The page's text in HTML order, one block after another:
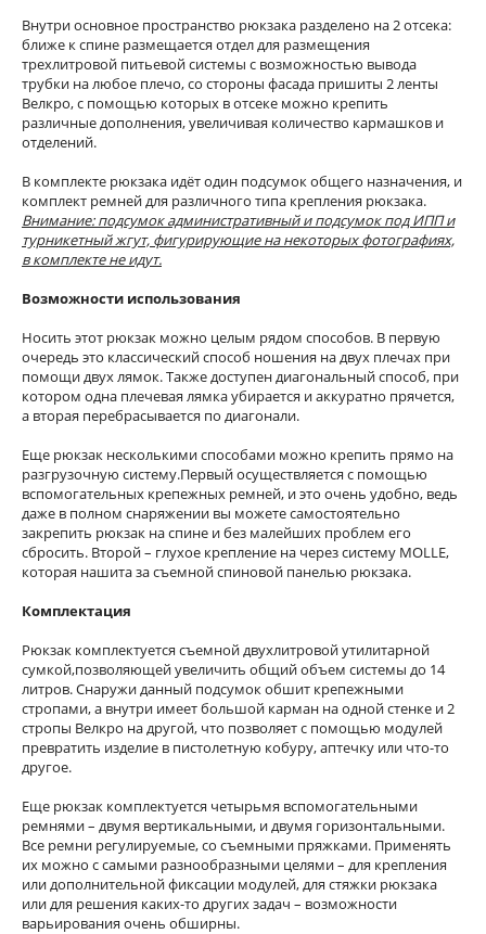
Внутри основное пространство рюкзака разделено на 2 отсека:
ближе к спине размещается отдел для размещения
трехлитровой питьевой системы с возможностью вывода
трубки на любое плечо, со стороны фасада пришиты 2 ленты
Велкро, с помощью которых в отсеке можно крепить
различные дополнения, увеличивая количество кармашков и
отделений.
В комплекте рюкзака идёт один подсумок общего назначения, и
комплект ремней для различного типа крепления рюкзака.
Внимание: подсумок административный и подсумок под ИПП и
турникетный жгут, фигурирующие на некоторых фотографиях,
в комплекте не идут.
Возможности использования
Носить этот рюкзак можно целым рядом способов. В первую
очередь это классический способ ношения на двух плечах при
помощи двух лямок. Также доступен диагональный способ, при
котором одна плечевая лямка убирается и аккуратно прячется,
а вторая перебрасывается по диагонали.
Еще рюкзак несколькими способами можно крепить прямо на
разгрузочную систему.Первый осуществляется с помощью
вспомогательных крепежных ремней, и это очень удобно, ведь
даже в полном снаряжении вы можете самостоятельно
закрепить рюкзак на спине и без малейших проблем его
сбросить. Второй – глухое крепление на через систему MOLLE,
которая нашита за съемной спиновой панелью рюкзака.
Комплектация
Рюкзак комплектуется съемной двухлитровой утилитарной
сумкой,позволяющей увеличить общий объем системы до 14
литров. Снаружи данный подсумок обшит крепежными
стропами, а внутри имеет большой карман на одной стенке и 2
стропы Велкро на другой, что позволяет с помощью модулей
превратить изделие в пистолетную кобуру, аптечку или что-то
другое.
Еще рюкзак комплектуется четырьмя вспомогательными
ремнями – двумя вертикальными, и двумя горизонтальными.
Все ремни регулируемые, со съемными пряжками. Применять
их можно с самыми разнообразными целями – для крепления
или дополнительной фиксации модулей, для стяжки рюкзака
или для решения каких-то других задач – возможности
варьирования очень обширны.